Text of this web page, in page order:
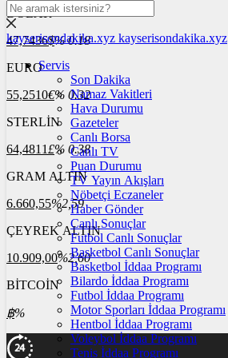
DOLAR
47,7436$% 0.18
EURO
55,2510€% 0.32
STERLİN
64,4811£% 0.38
GRAM ALTIN
6.660,55%2,59
ÇEYREK ALTIN
10.909,00%2,60
BİTCOİN
฿%
kayserisondakika.xyz kayserisondakika.xyz
Servis
Son Dakika
Namaz Vakitleri
Hava Durumu
Gazeteler
Canlı Borsa
Canlı TV
Puan Durumu
TV Yayın Akışları
Nöbetçi Eczaneler
Haber Gönder
Canlı Sonuçlar
Futbol Canlı Sonuçlar
Basketbol Canlı Sonuçlar
Basketbol İddaa Programı
Bilardo İddaa Programı
Futbol İddaa Programı
Motor Sporları İddaa Programı
Hentbol İddaa Programı
Voleybol İddaa Programı
Tenis İddaa Programı